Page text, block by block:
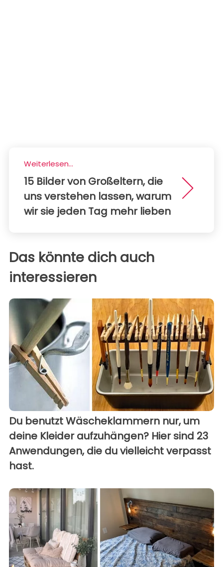
Weiterlesen...
15 Bilder von Großeltern, die
uns verstehen lassen, warum
wir sie jeden Tag mehr lieben
Das könnte dich auch
interessieren
Du benutzt Wäscheklammern nur, um
deine Kleider aufzuhängen? Hier sind 23
Anwendungen, die du vielleicht verpasst
hast.